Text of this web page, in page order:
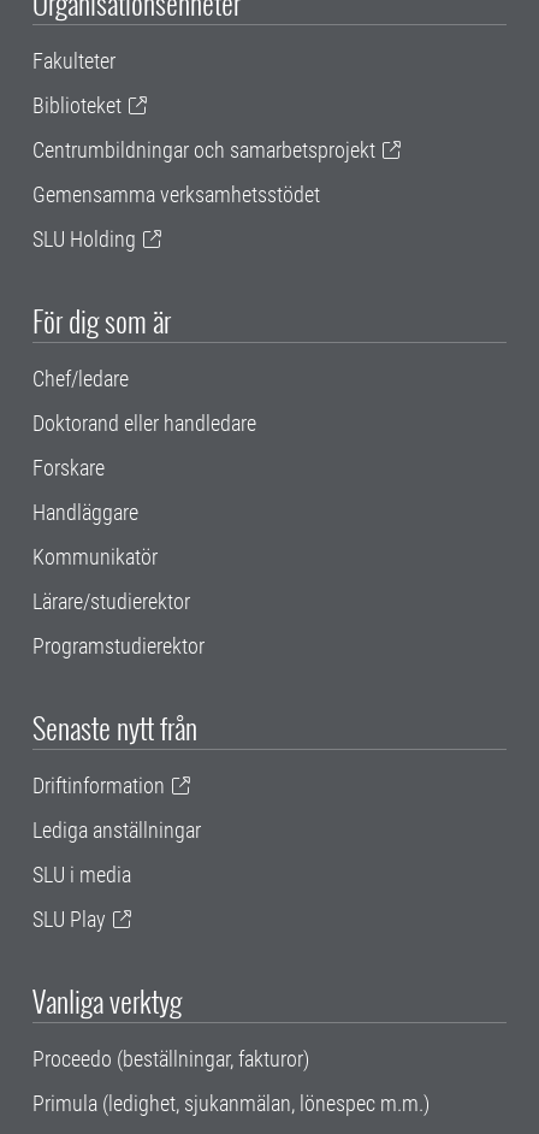
Fakulteter
Biblioteket
Centrumbildningar och samarbetsprojekt
Gemensamma verksamhetsstödet
SLU Holding
För dig som är
Chef/ledare
Doktorand eller handledare
Forskare
Handläggare
Kommunikatör
Lärare/studierektor
Programstudierektor
Senaste nytt från
Driftinformation
Lediga anställningar
SLU i media
SLU Play
Vanliga verktyg
Proceedo (beställningar, fakturor)
Primula (ledighet, sjukanmälan, lönespec m.m.)